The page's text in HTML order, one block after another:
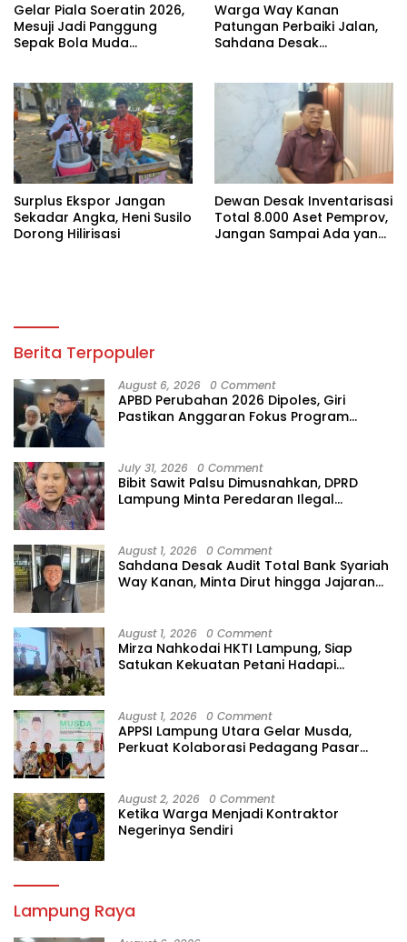
Gelar Piala Soeratin 2026,
Mesuji Jadi Panggung
Sepak Bola Muda
Warga Way Kanan
Patungan Perbaiki Jalan,
Sahdana Desak
Surplus Ekspor Jangan
Sekadar Angka, Heni Susilo
Dorong Hilirisasi
Dewan Desak Inventarisasi
Total 8.000 Aset Pemprov,
Jangan Sampai Ada yang
Berita Terpopuler
August 6, 2026 0 Comment
APBD Perubahan 2026 Dipoles, Giri
Pastikan Anggaran Fokus Program
July 31, 2026 0 Comment
Bibit Sawit Palsu Dimusnahkan, DPRD
Lampung Minta Peredaran Ilegal
August 1, 2026 0 Comment
Sahdana Desak Audit Total Bank Syariah
Way Kanan, Minta Dirut hingga Jajaran
August 1, 2026 0 Comment
Mirza Nahkodai HKTI Lampung, Siap
Satukan Kekuatan Petani Hadapi
August 1, 2026 0 Comment
APPSI Lampung Utara Gelar Musda,
Perkuat Kolaborasi Pedagang Pasar
August 2, 2026 0 Comment
Ketika Warga Menjadi Kontraktor
Negerinya Sendiri
Lampung Raya